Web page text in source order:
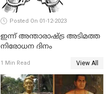
Posted On 01-12-2023
ഇന്ന് അന്താരാഷ്ട്ര അടിമത്ത
നിരോധന ദിനം
1 Min Read View All